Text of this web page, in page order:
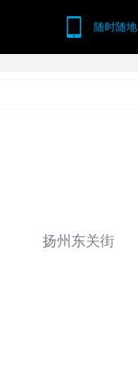
随时随
扬州东关街